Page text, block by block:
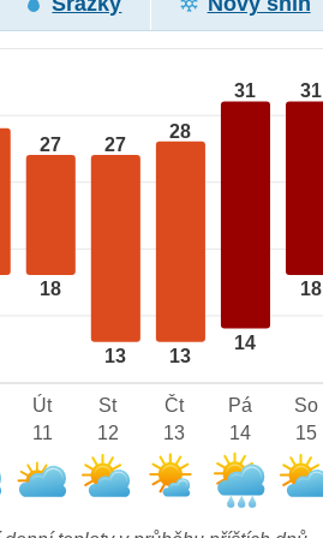
27
18
27
13
28
13
31
14
31
18
Út
11
St
12
Čt
13
Pá
14
So
15